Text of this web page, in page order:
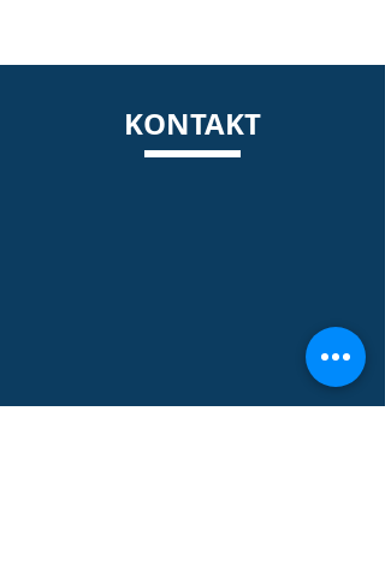
KONTAKT